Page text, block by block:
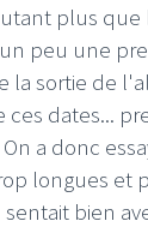
plus que
peu une
la sortie de
ces dates...
a donc
longues et
bien